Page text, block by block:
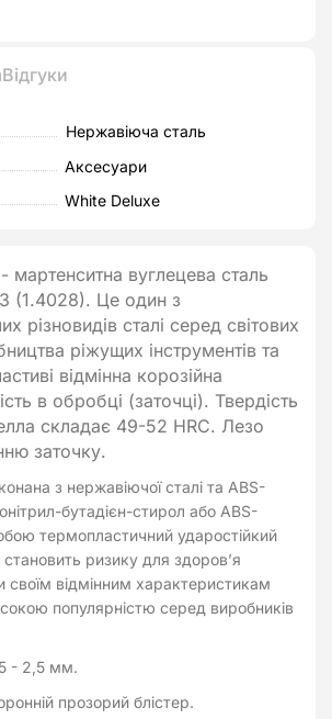
Відгуки
Нержавіюча сталь
Аксесуари
White Deluxe
мартенситна вуглецева сталь
(1.4028). Це один з
різновидів сталі серед світових
ріжущих інструментів та
відмінна корозійна
в обробці (заточці). Твердість
складає 49-52 HRC. Лезо
заточку.
з нержавіючої сталі та ABS-
бутадієн-стирол або ABS-
термопластичний ударостійкий
ризику для здоров’я
своїм відмінним характеристикам
популярністю серед виробників
- 2,5 мм.
прозорий блістер.